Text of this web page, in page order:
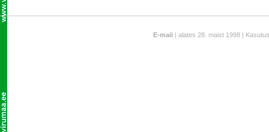
E-mail | alates 28. maist 1998 |